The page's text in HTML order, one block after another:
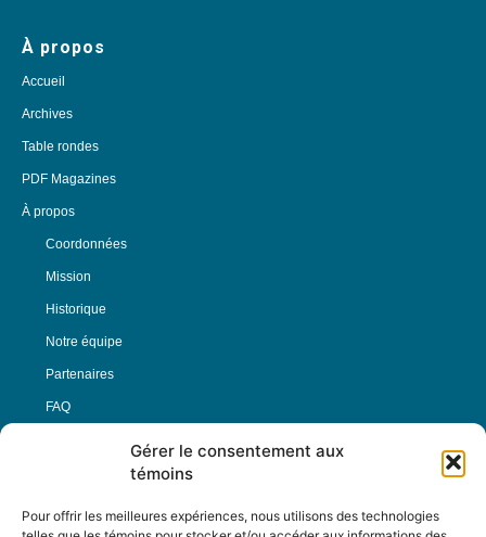
Gérer le consentement aux
témoins
Pour offrir les meilleures expériences, nous utilisons des technologies
À propos
Accueil
Archives
Table rondes
PDF Magazines
À propos
Coordonnées
Mission
Historique
Notre équipe
Partenaires
FAQ